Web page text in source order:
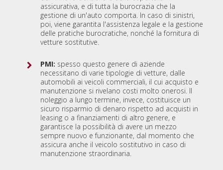
assicurativa, e di tutta la burocrazia che la
gestione di un'auto comporta. In caso di sinistri,
poi, viene garantita l'assistenza legale e la gestione
delle pratiche burocratiche, nonché la fornitura di
vetture sostitutive.
PMI: spesso questo genere di aziende
necessitano di varie tipologie di vetture, dalle
automobili ai veicoli commerciali, il cui acquisto e
manutenzione si rivelano costi molto onerosi. Il
noleggio a lungo termine, invece, costituisce un
sicuro risparmio di denaro rispetto ad acquisti in
leasing o a finanziamenti di altro genere, e
garantisce la possibilità di avere un mezzo
sempre nuovo e funzionante, dal momento che
assicura anche il veicolo sostitutivo in caso di
manutenzione straordinaria.